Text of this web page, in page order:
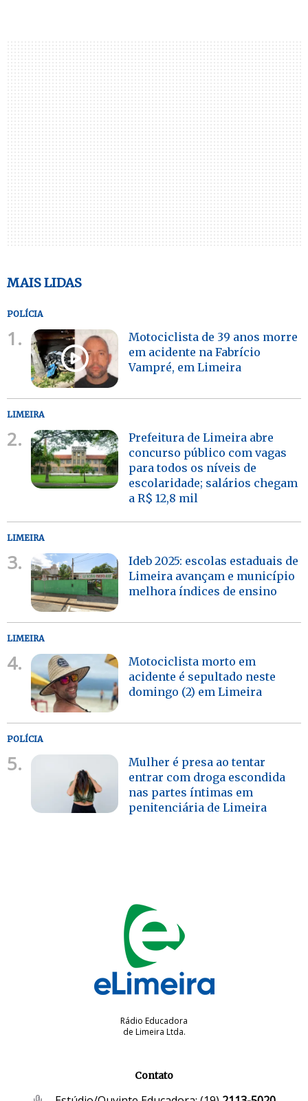
MAIS LIDAS
POLÍCIA
1.
Motociclista de 39 anos morre
em acidente na Fabrício
Vampré, em Limeira
LIMEIRA
2.
Prefeitura de Limeira abre
concurso público com vagas
para todos os níveis de
escolaridade; salários chegam
a R$ 12,8 mil
LIMEIRA
3.
Ideb 2025: escolas estaduais de
Limeira avançam e município
melhora índices de ensino
LIMEIRA
4.
Motociclista morto em
acidente é sepultado neste
domingo (2) em Limeira
POLÍCIA
5.
Mulher é presa ao tentar
entrar com droga escondida
nas partes íntimas em
penitenciária de Limeira
Rádio Educadora
de Limeira Ltda.
Contato